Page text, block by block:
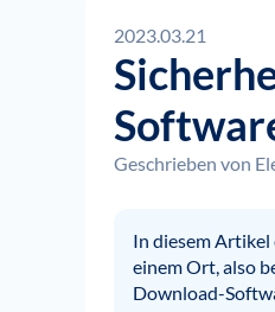
2023.03.21
Geschrieben von
In diesem Artikel
einem Ort, also
Download-